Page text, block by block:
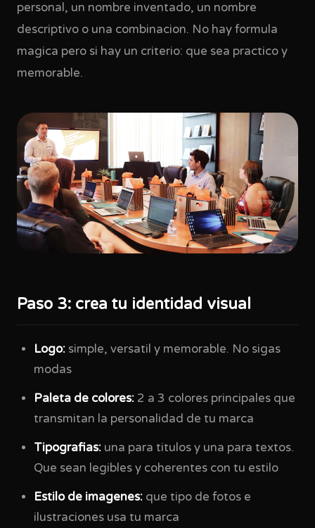
personal, un nombre inventado, un nombre
descriptivo o una combinacion. No hay formula
magica pero si hay un criterio: que sea practico y
memorable.
Paso 3: crea tu identidad visual
Logo: simple, versatil y memorable. No sigas
modas
Paleta de colores: 2 a 3 colores principales que
transmitan la personalidad de tu marca
Tipografias: una para titulos y una para textos.
Que sean legibles y coherentes con tu estilo
Estilo de imagenes: que tipo de fotos e
ilustraciones usa tu marca